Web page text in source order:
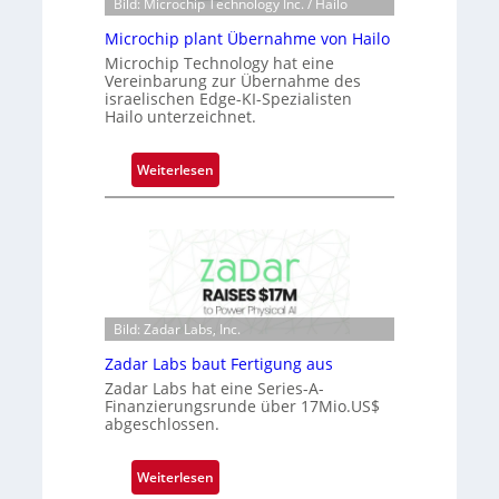
n
S
e
r
e
c
t
s
r
i
e
s
-
B
-
u
n
e
ü
b
n
m
t
D
a
k
V
i
i
o
Bild: Microchip Technology Inc. / Hailo
Microchip plant Übernahme von Hailo
Microchip Technology hat eine
Vereinbarung zur Übernahme des
israelischen Edge-KI-Spezialisten
Hailo unterzeichnet.
Weiterlesen
M
r
o
c
h
p
p
l
Bild: Zadar Labs, Inc.
Zadar Labs baut Fertigung aus
Zadar Labs hat eine Series-A-
Finanzierungsrunde über 17Mio.US$
abgeschlossen.
Weiterlesen